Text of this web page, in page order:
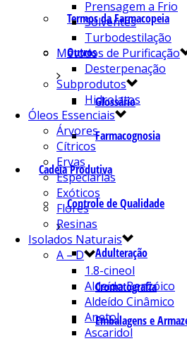
Termos da Farmacopeia
Outros
Glossário
Farmacognosia
Cadeia Produtiva
Controle de Qualidade
Adulteração
Cromatografia
Embalagens e
Prensagem a Frio
Solventes
Turbodestilação
Métodos de Purificação
Desterpenação
Subprodutos
Hidrolatos
Óleos Essenciais
Árvores
Cítricos
Ervas
Especiarias
Exóticos
Flores
Resinas
Isolados Naturais
A – D
1.8-cineol
Aldeído Benzóico
Aldeído Cinâmico
Anetol
Ascaridol